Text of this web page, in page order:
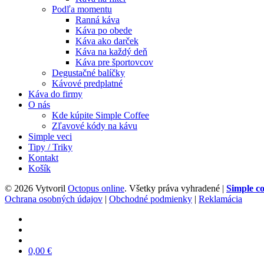
Podľa momentu
Ranná káva
Káva po obede
Káva ako darček
Káva na každý deň
Káva pre športovcov
Degustačné balíčky
Kávové predplatné
Káva do firmy
O nás
Kde kúpite Simple Coffee
Zľavové kódy na kávu
Simple veci
Tipy / Triky
Kontakt
Košík
© 2026 Vytvoril Octopus online. Všetky práva vyhradené | Simple
Ochrana osobných údajov | Obchodné podmienky | Reklamácia
0,00 €